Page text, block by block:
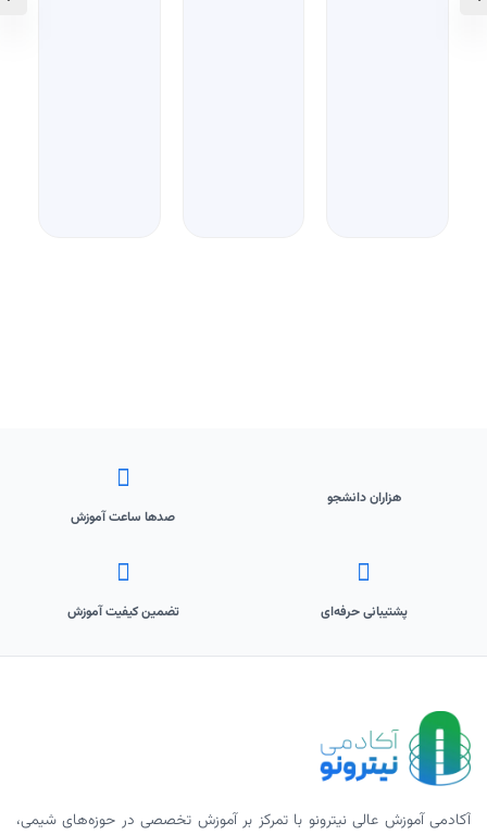
هزاران دانشجو
صدها ساعت آموزش
پشتیبانی حرفه‌ای تضمین کیفیت آموزش
آکادمی آموزش عالی نیترونو با تمرکز بر آموزش تخصصی در حوزه‌های شیمی،